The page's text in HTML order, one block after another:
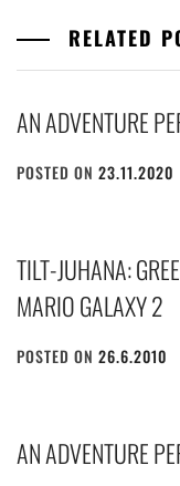
RELATED
AN ADVENTURE
POSTED ON 23.11.2020
TILT-JUHANA:
MARIO GALAXY 2
POSTED ON 26.6.2010
AN ADVENTURE